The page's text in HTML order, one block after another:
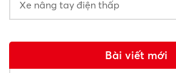
Xe nâng tay điện thấp
Bài viết mới